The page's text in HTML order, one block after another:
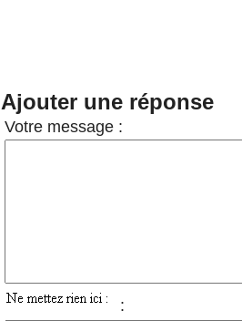
Ajouter une réponse
Votre message :
: